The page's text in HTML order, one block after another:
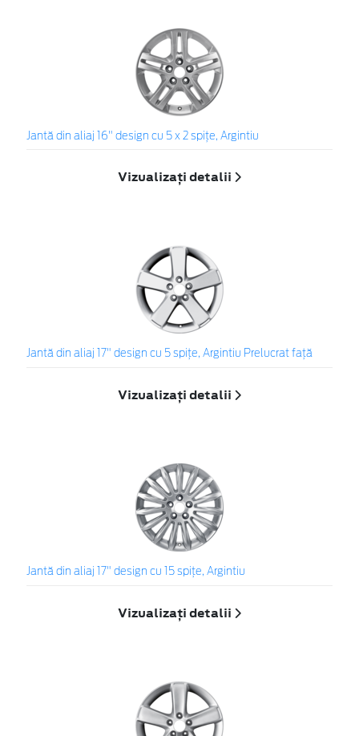
Jantă din aliaj 16" design cu 5 x 2 spiţe, Argintiu
Vizualizați detalii
Jantă din aliaj 17" design cu 5 spiţe, Argintiu Prelucrat faţă
Vizualizați detalii
Jantă din aliaj 17" design cu 15 spiţe, Argintiu
Vizualizați detalii